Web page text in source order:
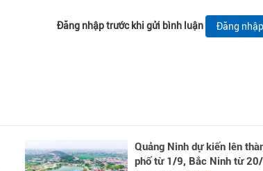
Đăng nhập trước khi gửi bình luận Đăng nhập
Quảng Ninh dự kiến lên
phố từ 1/9, Bắc Ninh từ